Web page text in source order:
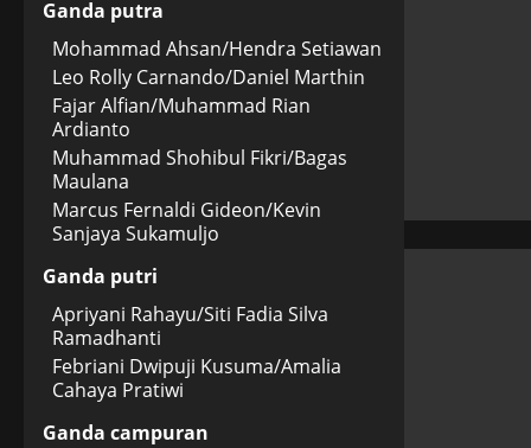
Ganda putra
Mohammad Ahsan/Hendra Setiawan
Leo Rolly Carnando/Daniel Marthin
Fajar Alfian/Muhammad Rian
Ardianto
Muhammad Shohibul Fikri/Bagas
Maulana
Marcus Fernaldi Gideon/Kevin
Sanjaya Sukamuljo
Ganda putri
Apriyani Rahayu/Siti Fadia Silva
Ramadhanti
Febriani Dwipuji Kusuma/Amalia
Cahaya Pratiwi
Ganda campuran